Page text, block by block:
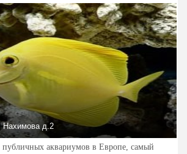
Нахимова д.2
аквариумов в Европе, самый